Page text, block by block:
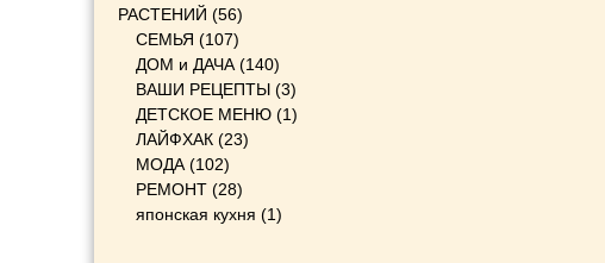
РАСТЕНИЙ (56)
СЕМЬЯ (107)
ДОМ и ДАЧА (140)
ВАШИ РЕЦЕПТЫ (3)
ДЕТСКОЕ МЕНЮ (1)
ЛАЙФХАК (23)
МОДА (102)
РЕМОНТ (28)
японская кухня (1)